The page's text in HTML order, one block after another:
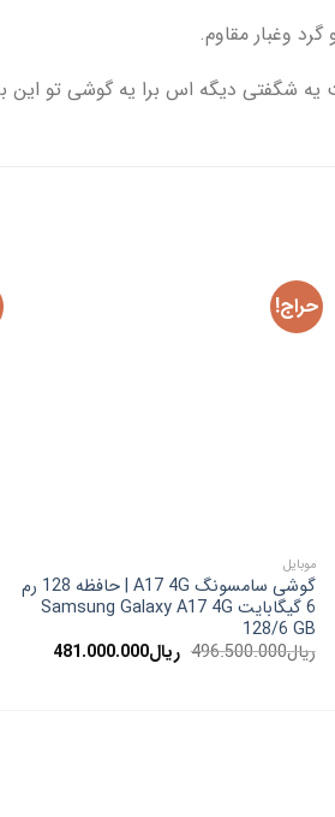
قیمت
فعلی:
حراج!
موبایل
گوشی سامسونگ A17 4G | حافظه 128 رم
6 گیگابایت Samsung Galaxy A17 4G
128/6 GB
ریال496.500.000 قیمت
اصلی:
ریال481.000.000قیمت